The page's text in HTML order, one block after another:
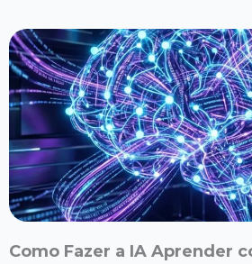
Como Fazer a IA Aprender